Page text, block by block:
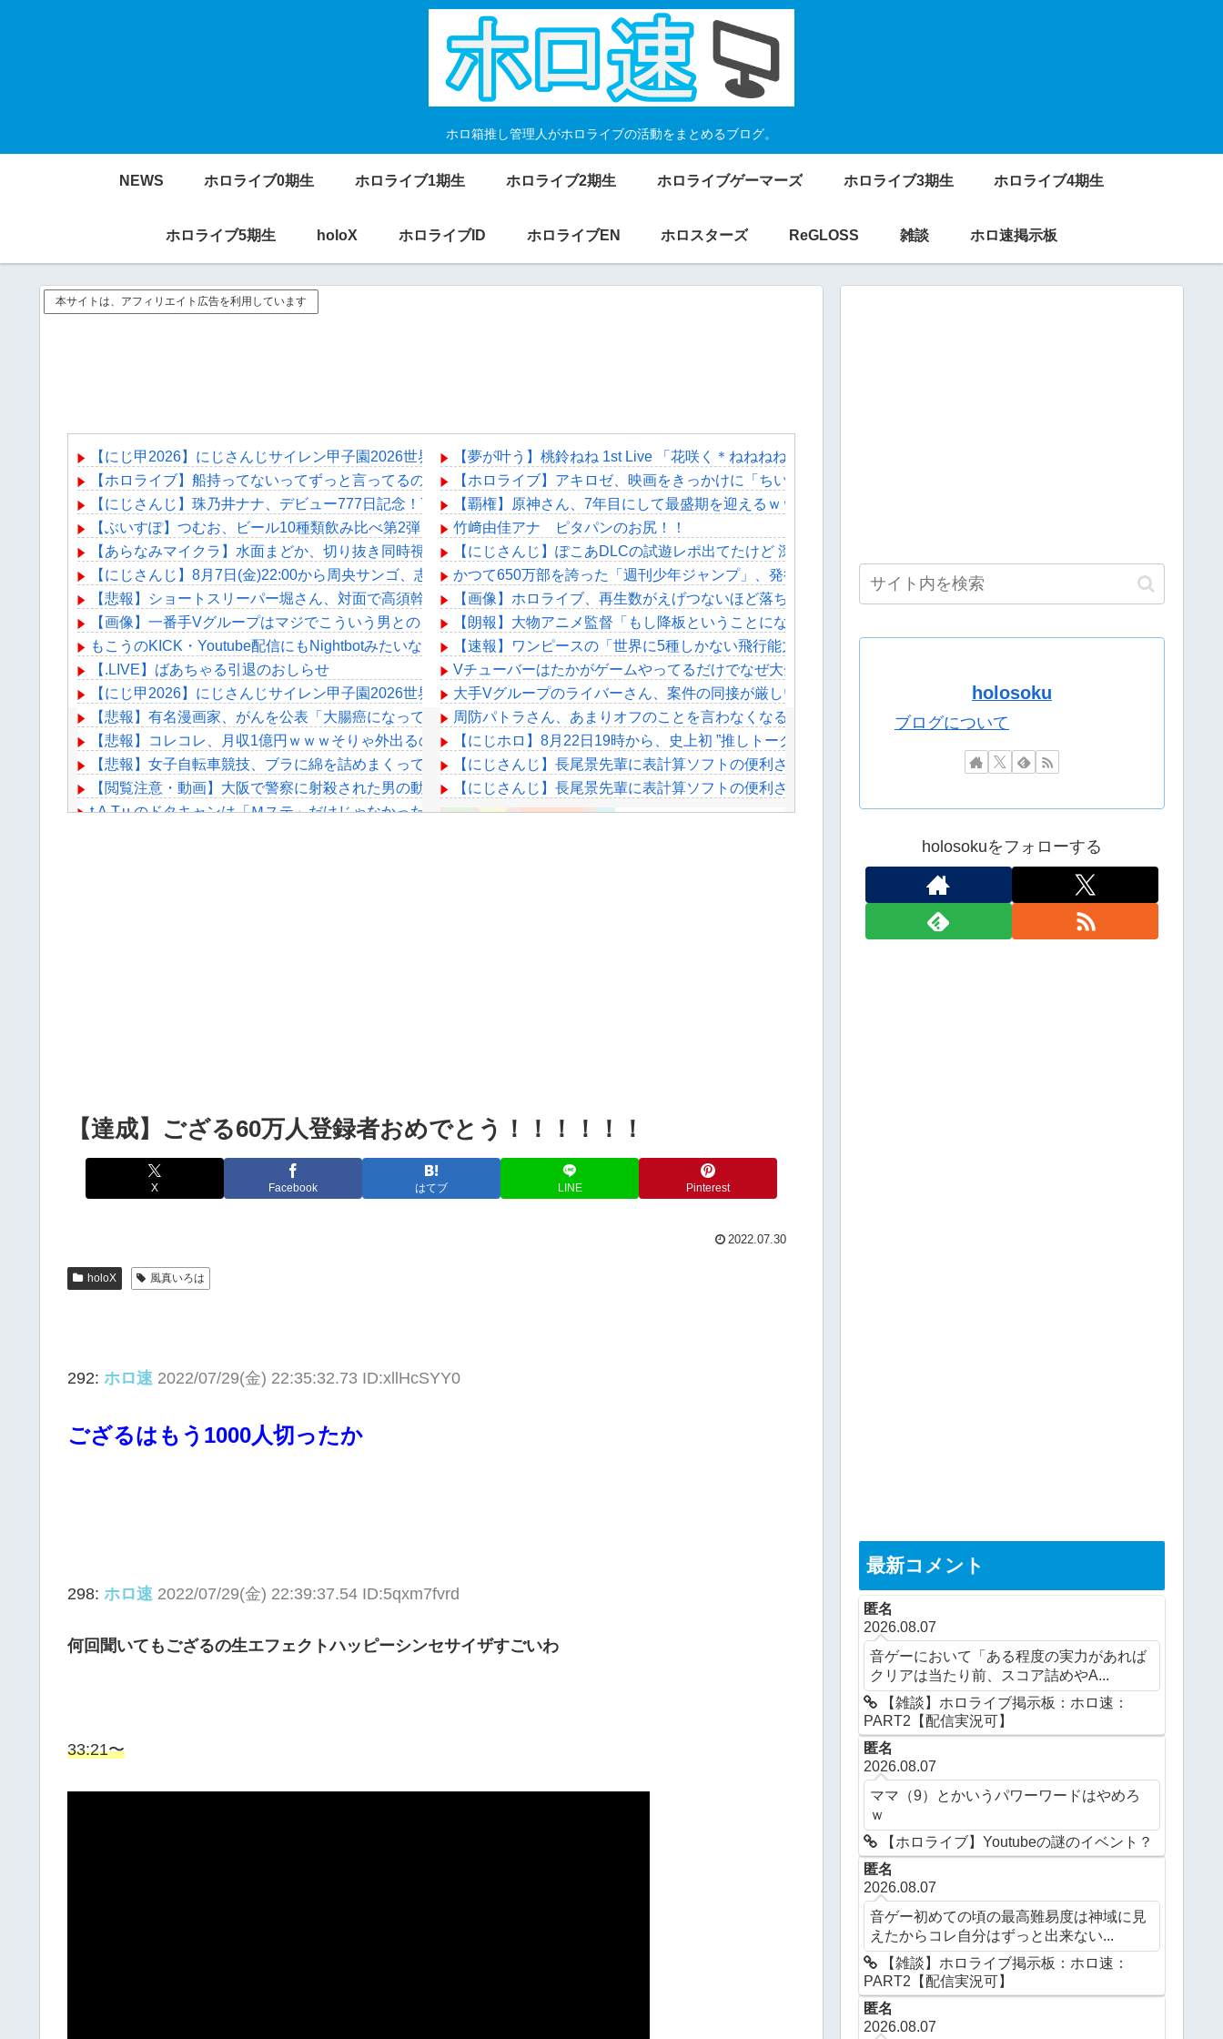
ホロ箱推し管理人がホロライブの活動をまとめるブログ。
NEWS ホロライブ0期生 ホロライブ1期生 ホロライブ2期生 ホロライブゲーマーズ ホロライブ3期生 ホロライブ4期生
ホロライブ5期生 holoX ホロライブID ホロライブEN ホロスターズ ReGLOSS 雑談 ホロ速掲示板
本サイトは、アフィリエイト広告を利用しています
【にじ甲2026】にじさんじサイレン甲子園2026世界大会！妖怪ってやっぱ変だわ
【ホロライブ】船持ってないってずっと言ってるのに何故かみんな船上にいるよね
【にじさんじ】珠乃井ナナ、デビュー777日記念！77曲耐久歌枠！休憩用画像に困らないにも程がある
【ぶいすぽ】つむお、ビール10種類飲み比べ第2弾！「最近は焼肉屋で最初にビールを頼むくらい好き」
【あらなみマイクラ】水面まどか、切り抜き同時視聴！マネージャーがこれ同時視聴しましょう！ってやってんの草
【にじさんじ】8月7日(金)22:00から周央サンゴ、志摩スペイン村サマーフィエスタ2026のPR配信！
【悲報】ショートスリーパー堀さん、対面で高須幹弥にブチギレるｗｗｗｗ
【画像】一番手Vグループはマジでこういう男とのコラボも解禁したほうがいいよ
もこうのKICK・Youtube配信にもNightbotみたいなコメント制御ツール入れてほしいな…
【.LIVE】ばあちゃる引退のおしらせ
【にじ甲2026】にじさんじサイレン甲子園2026世界大会！妖怪ってやっぱ変だわ
【悲報】有名漫画家、がんを公表「大腸癌になってしまいました。肝臓に転移も見られてステージ4です」
【悲報】コレコレ、月収1億円ｗｗｗそりゃ外出るのにボディガードつけるわ…
【悲報】女子自転車競技、ブラに綿を詰めまくって空気抵抗を減らすチート技が発覚ｗｗｗ
【閲覧注意・動画】大阪で警察に射殺された男の動画、エグい 撃たれてから叫びながら苦しみもがいて死ぬ
t.A.T.u.のドタキャンは「Ｍステ」だけじゃなかった！
【夢が叶う】桃鈴ねね 1st Live 「花咲く＊ねねねねねねねね超開花！」！アイドル魂を完全網羅
【ホロライブ】アキロゼ、映画をきっかけに「ちいかわ」にどハマり「今では毎晩1時間くらい見ながら入眠していま
【覇権】原神さん、7年目にして最盛期を迎えるｗｗｗｗｗｗｗｗｗｗ
竹﨑由佳アナ ピタパンのお尻！！
【にじさんじ】ぽこあDLCの試遊レポ出てたけど 深海エリアは皇女が絶対行けないレベルで草
かつて650万部を誇った「週刊少年ジャンプ」、発行部数が初の100万部割れ
【画像】ホロライブ、再生数がえげつないほど落ちてしまう……にじさんじは上がってるのに何故？
【朗報】大物アニメ監督「もし降板ということになったら、俺が『みいちゃんと山田さん』のアニメ監督やります」
【速報】ワンピースの「世界に5種しかない飛行能力」発言の謎が解けるww..
Vチューバーはたかがゲームやってるだけでなぜ大金を稼げると思っているのか？
大手Vグループのライバーさん、案件の同接が厳しい……
周防パトラさん、あまりオフのことを言わなくなる？
【にじホロ】8月22日19時から、史上初 ”推しトークバラエティ” 番組 ◤選抜！推しナイン発表会◢
【にじさんじ】長尾景先輩に表計算ソフトの便利さを“理解”らせる！クソみたいなファイル名やめろ
【にじさんじ】長尾景先輩に表計算ソフトの便利さを“理解”らせる！クソみたいなファイル名やめろ
【達成】ござる60万人登録者おめでとう！！！！！！
X Facebook はてブ LINE Pinterest
2022.07.30
holoX 風真いろは
292: ホロ速 2022/07/29(金) 22:35:32.73 ID:xllHcSYY0
ござるはもう1000人切ったか
298: ホロ速 2022/07/29(金) 22:39:37.54 ID:5qxm7fvrd
何回聞いてもござるの生エフェクトハッピーシンセサイザすごいわ
33:21〜
holosoku
ブログについて
holosokuをフォローする
最新コメント
匿名
2026.08.07
音ゲーにおいて「ある程度の実力があれば
クリアは当たり前、スコア詰めやA...
【雑談】ホロライブ掲示板：ホロ速：
PART2【配信実況可】
匿名
2026.08.07
ママ（9）とかいうパワーワードはやめろ
ｗ
【ホロライブ】Youtubeの謎のイベント？
匿名
2026.08.07
音ゲー初めての頃の最高難易度は神域に見
えたからコレ自分はずっと出来ない...
【雑談】ホロライブ掲示板：ホロ速：
PART2【配信実況可】
匿名
2026.08.07